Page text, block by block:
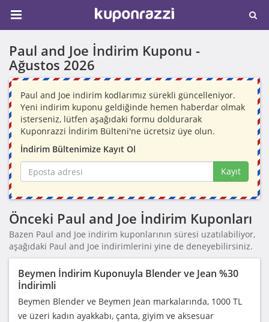
Paul and Joe İndirim Kuponu -
Ağustos 2026
Paul and Joe indirim kodlarımız sürekli güncelleniyor.
Yeni indirim kuponu geldiğinde hemen haberdar olmak
isterseniz, lütfen aşağıdaki formu doldurarak
Kuponrazzi İndirim Bülteni'ne ücretsiz üye olun.
İndirim Bültenimize Kayıt Ol
Kayıt
Önceki Paul and Joe İndirim Kuponları
Bazen Paul and Joe indirim kuponlarının süresi uzatılabiliyor,
aşağıdaki Paul and Joe indirimlerini yine de deneyebilirsiniz.
Beymen İndirim Kuponuyla Blender ve Jean %30
İndirimli
Beymen Blender ve Beymen Jean markalarında, 1000 TL
ve üzeri kadın ayakkabı, çanta, giyim ve aksesuar